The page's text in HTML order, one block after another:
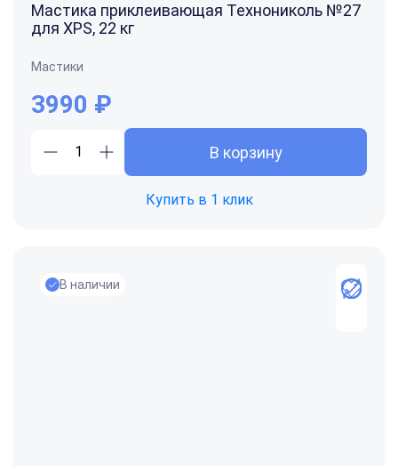
Мастика приклеивающая Технониколь №27
для XPS, 22 кг
Мастики
3990 ₽
В корзину
Купить в 1 клик
В наличии